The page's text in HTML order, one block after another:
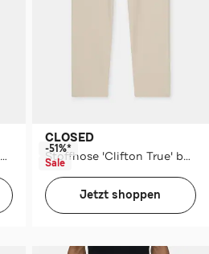
Stoffhose 'Clifton True' beige
CLOSED
Stoffhose 'Clifton True' beige
-51%*
Sale
Jetzt shoppen